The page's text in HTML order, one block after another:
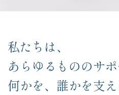
私たちは、
あらゆるもののサポ
何かを、誰かを支